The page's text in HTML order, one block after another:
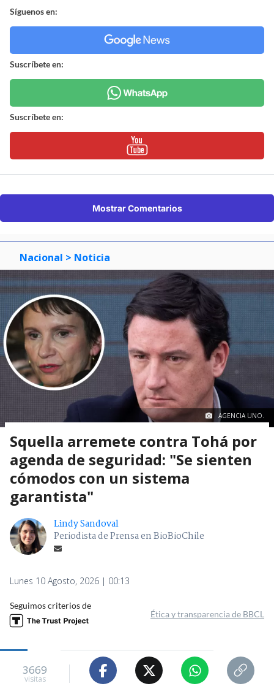
Síguenos en:
Suscríbete en:
Suscríbete en:
Mostrar Comentarios
Nacional > Noticia
AGENCIA UNO.
Squella arremete contra Tohá por
agenda de seguridad: "Se sienten
cómodos con un sistema
garantista"
Lindy Sandoval
Periodista de Prensa en BioBioChile
Lunes 10 Agosto, 2026 | 00:13
Seguimos criterios de
Ética y transparencia de BBCL
3669
visitas